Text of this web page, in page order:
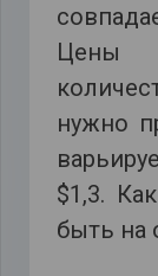
Цены
нужно
$1,3.
быть на